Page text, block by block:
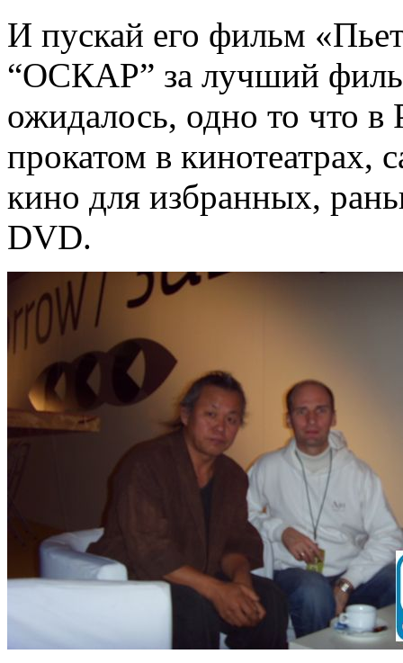
И пускай его фильм
“ОСКАР” за лучший
ожидалось, одно то что
прокатом в кинотеатрах,
кино для избранных,
DVD.